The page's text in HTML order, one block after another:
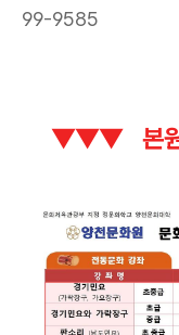
99-9585
▼▼▼ 본원